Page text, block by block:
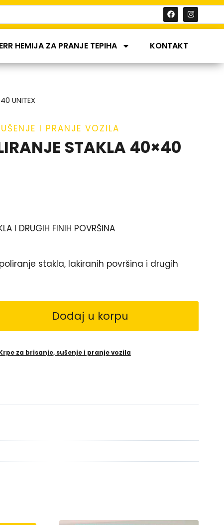
HEMIJA ZA PRANJE TEPIHA KONTAKT
UNITEX
I PRANJE VOZILA
STAKLA 40×40
I DRUGIH FINIH POVRŠINA
stakla, lakiranih površina i drugih
Dodaj u korpu
za brisanje, sušenje i pranje vozila